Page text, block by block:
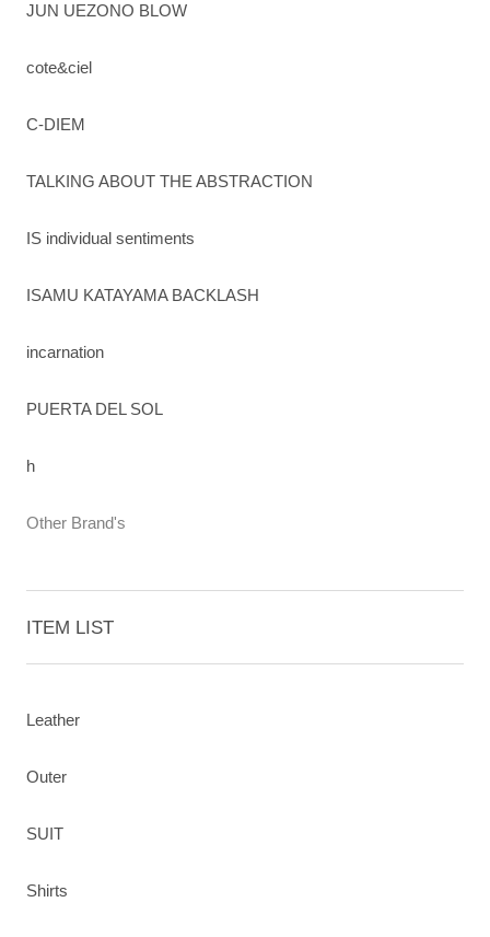
JUN UEZONO BLOW
cote&ciel
C-DIEM
TALKING ABOUT THE ABSTRACTION
IS individual sentiments
ISAMU KATAYAMA BACKLASH
incarnation
PUERTA DEL SOL
h
Other Brand's
ITEM LIST
Leather
Outer
SUIT
Shirts